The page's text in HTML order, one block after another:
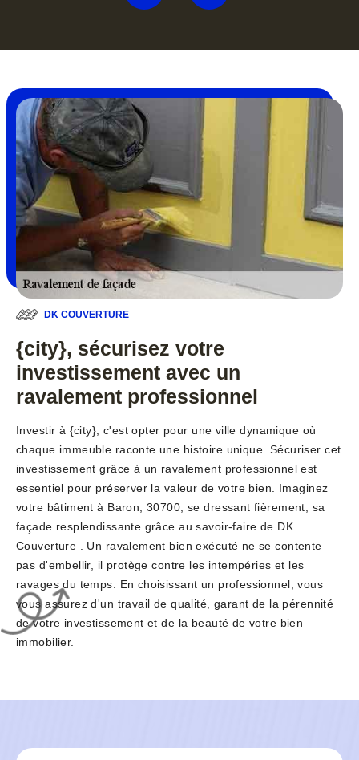
DK COUVERTURE
{city}, sécurisez votre
investissement avec un
ravalement professionnel
Investir à {city}, c'est opter pour une ville dynamique où
chaque immeuble raconte une histoire unique. Sécuriser cet
investissement grâce à un ravalement professionnel est
essentiel pour préserver la valeur de votre bien. Imaginez
votre bâtiment à Baron, 30700, se dressant fièrement, sa
façade resplendissante grâce au savoir-faire de DK
Couverture . Un ravalement bien exécuté ne se contente
pas d'embellir, il protège contre les intempéries et les
ravages du temps. En choisissant un professionnel, vous
vous assurez d'un travail de qualité, garant de la pérennité
de votre investissement et de la beauté de votre bien
immobilier.